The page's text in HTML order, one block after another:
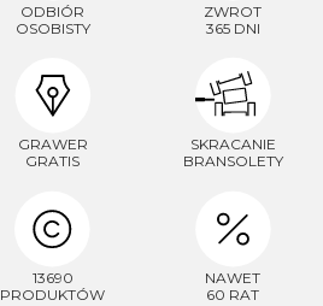
ODBIÓR
OSOBISTY
ZWROT
365 DNI
GRAWER
GRATIS
SKRACANIE
BRANSOLETY
13690
PRODUKTÓW
NAWET
60 RAT